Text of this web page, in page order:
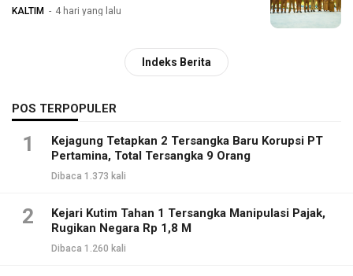
KALTIM 4 hari yang lalu
Indeks Berita
POS TERPOPULER
1
Kejagung Tetapkan 2 Tersangka Baru Korupsi PT
Pertamina, Total Tersangka 9 Orang
Dibaca 1.373 kali
2
Kejari Kutim Tahan 1 Tersangka Manipulasi Pajak,
Rugikan Negara Rp 1,8 M
Dibaca 1.260 kali